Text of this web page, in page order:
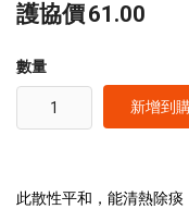
護協價61.00
數量
新增到
此散性平和，能清熱除痰